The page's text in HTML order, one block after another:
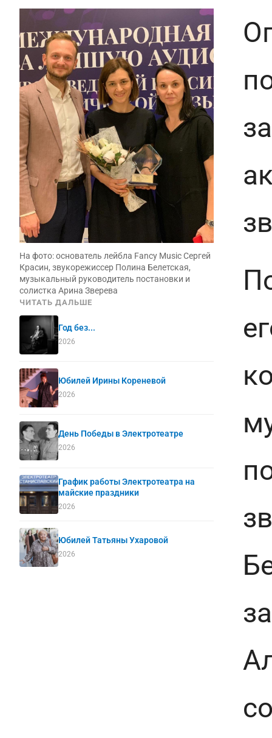
На фото: основатель лейбла Fancy Music Сергей
Красин, звукорежиссер Полина Белетская,
музыкальный руководитель постановки и
солистка Арина Зверева
ЧИТАТЬ ДАЛЬШЕ
Год без...
2026
Юбилей Ирины Кореневой
2026
День Победы в Электротеатре
2026
График работы Электротеатра на
майские праздники
2026
Юбилей Татьяны Ухаровой
2026